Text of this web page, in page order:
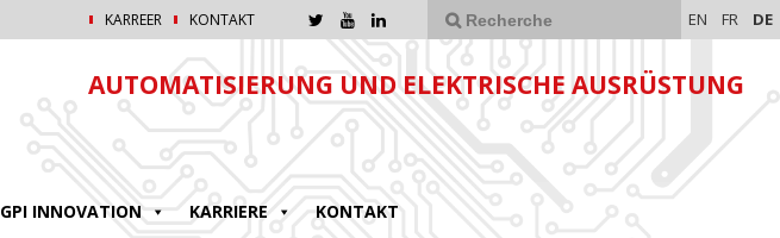
KARREER KONTAKT EN FR DE
AUTOMATISIERUNG UND ELEKTRISCHE AUSRÜSTUNG
GPI INNOVATION KARRIERE KONTAKT